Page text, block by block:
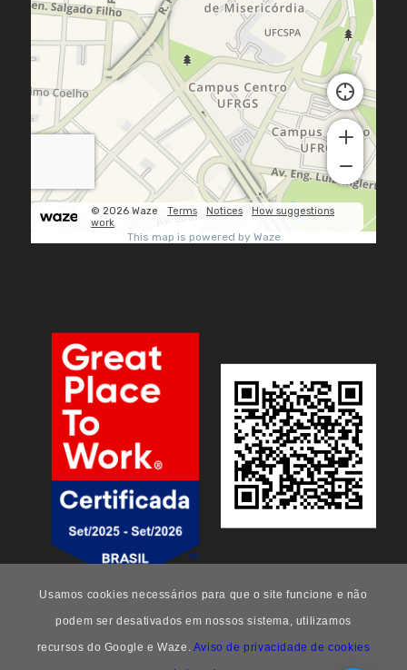
Usamos cookies necessários para que o site funcione e não
podem ser desativados em nossos sistema, utilizamos
recursos do Google e Waze. Aviso de privacidade de cookies